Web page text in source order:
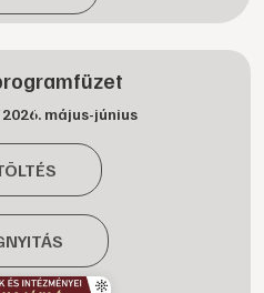
május-június